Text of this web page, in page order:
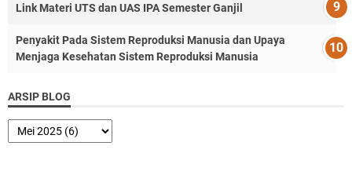
Link Materi UTS dan UAS IPA Semester Ganjil
Penyakit Pada Sistem Reproduksi Manusia dan Upaya
Menjaga Kesehatan Sistem Reproduksi Manusia
ARSIP BLOG